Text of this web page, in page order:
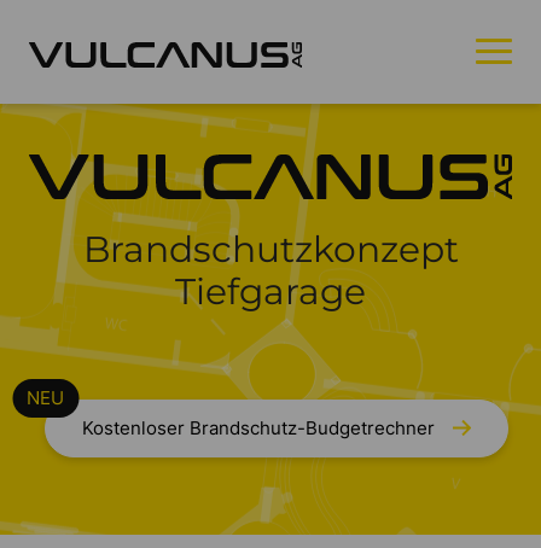
Brandschutzkonzept
Tiefgarage
Kostenloser Brandschutz-Budgetrechner